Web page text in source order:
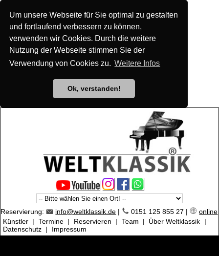
Um unsere Webseite für Sie optimal zu gestalten
und fortlaufend verbessern zu können,
verwenden wir Cookies. Durch die weitere
Nutzung der Webseite stimmen Sie der
Verwendung von Cookies zu. Weitere Infos
Ok, verstanden!
Reservierung: info@weltklassik.de | 0151 125 855 27 |
online
Künstler | Termine | Reservieren | Team | Über Weltklassik
|
Datenschutz | Impressum